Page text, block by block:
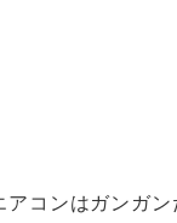
コンはガンガ